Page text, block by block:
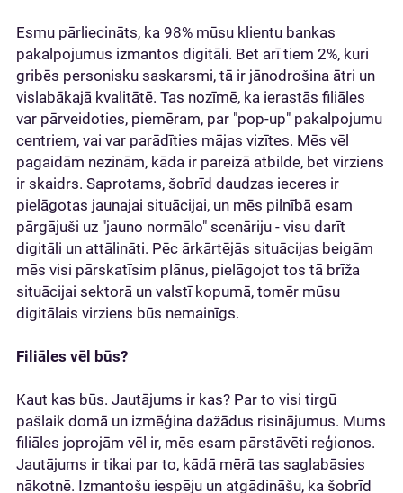
Esmu pārliecināts, ka 98% mūsu klientu bankas
pakalpojumus izmantos digitāli. Bet arī tiem 2%, kuri
gribēs personisku saskarsmi, tā ir jānodrošina ātri un
vislabākajā kvalitātē. Tas nozīmē, ka ierastās filiāles
var pārveidoties, piemēram, par "pop-up" pakalpojumu
centriem, vai var parādīties mājas vizītes. Mēs vēl
pagaidām nezinām, kāda ir pareizā atbilde, bet virziens
ir skaidrs. Saprotams, šobrīd daudzas ieceres ir
pielāgotas jaunajai situācijai, un mēs pilnībā esam
pārgājuši uz "jauno normālo" scenāriju - visu darīt
digitāli un attālināti. Pēc ārkārtējās situācijas beigām
mēs visi pārskatīsim plānus, pielāgojot tos tā brīža
situācijai sektorā un valstī kopumā, tomēr mūsu
digitālais virziens būs nemainīgs.
Filiāles vēl būs?
Kaut kas būs. Jautājums ir kas? Par to visi tirgū
pašlaik domā un izmēģina dažādus risinājumus. Mums
filiāles joprojām vēl ir, mēs esam pārstāvēti reģionos.
Jautājums ir tikai par to, kādā mērā tas saglabāsies
nākotnē. Izmantošu iespēju un atgādināšu, ka šobrīd